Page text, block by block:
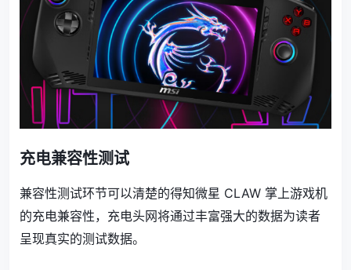
充电兼容性测试
兼容性测试环节可以清楚的得知微星 CLAW 掌上游戏机
的充电兼容性，充电头网将通过丰富强大的数据为读者
呈现真实的测试数据。